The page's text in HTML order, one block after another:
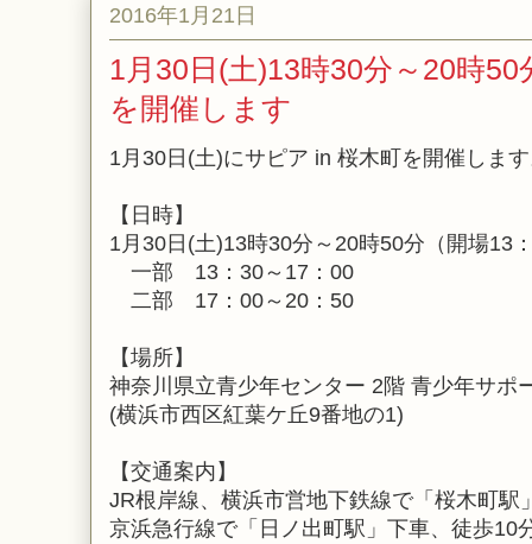
2016年1月21日
1月30日(土)13時30分～20時
を開催します
1月30日(土)にサピア in 桜木町を開催しま
【日時】
1月30日(土)13時30分～20時50分（開場13
一部 13：30～17：00
二部 17：00～20：50
【場所】
神奈川県立青少年センター 2階 青少年サポ
(横浜市西区紅葉ケ丘9番地の1)
【交通案内】
JR根岸線、横浜市営地下鉄線で「桜木町駅
京浜急行線で「日ノ出町駅」下車、徒歩10